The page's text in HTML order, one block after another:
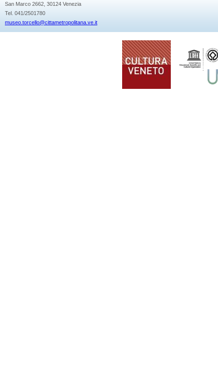
San Marco 2662, 30124 Venezia
Tel. 041/2501780
museo.torcello@cittametropolitana.ve.it